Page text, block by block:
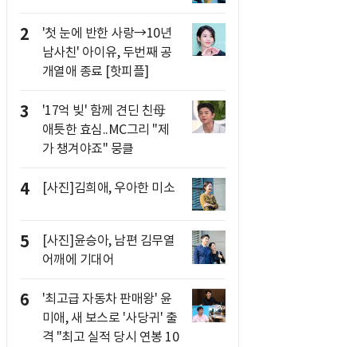
2
'첫 눈에 반한 사랑→10년
남사친' 아이유, 두번째 공
개열애 종료 [핫피플]
3
'17억 빚' 함께 견딘 친母
애틋한 효심..MC그리 "제
가 챙겨야죠" 뭉클
4 [사진]김희애, 우아한 미소
5
[사진]윤승아, 남편 김무열
어깨에 기대어
6
'최고급 자동차 판매왕' 윤
미애, 새 보스로 '사당귀' 출
격 "최고 실적 당시 연봉 10